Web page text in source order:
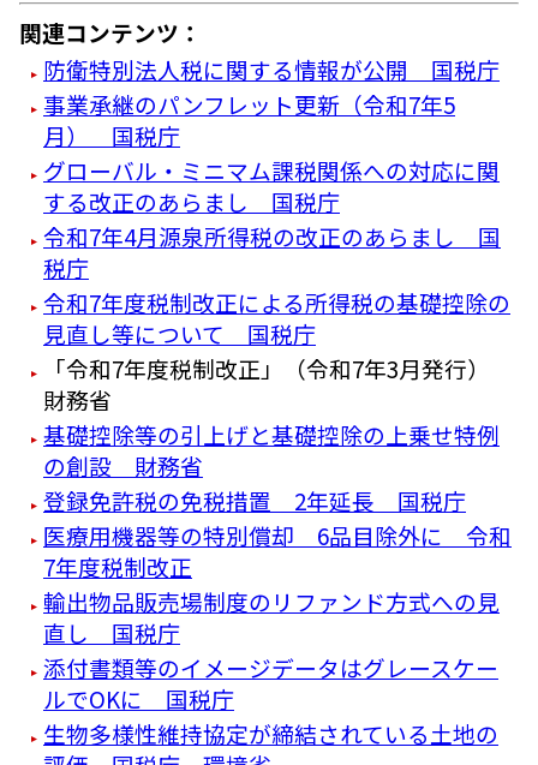
関連コンテンツ：
防衛特別法人税に関する情報が公開 国税庁
事業承継のパンフレット更新（令和7年5
月） 国税庁
グローバル・ミニマム課税関係への対応に関
する改正のあらまし 国税庁
令和7年4月源泉所得税の改正のあらまし 国
税庁
令和7年度税制改正による所得税の基礎控除の
見直し等について 国税庁
「令和7年度税制改正」（令和7年3月発行）
財務省
基礎控除等の引上げと基礎控除の上乗せ特例
の創設 財務省
登録免許税の免税措置 2年延長 国税庁
医療用機器等の特別償却 6品目除外に 令和
7年度税制改正
輸出物品販売場制度のリファンド方式への見
直し 国税庁
添付書類等のイメージデータはグレースケー
ルでOKに 国税庁
生物多様性維持協定が締結されている土地の